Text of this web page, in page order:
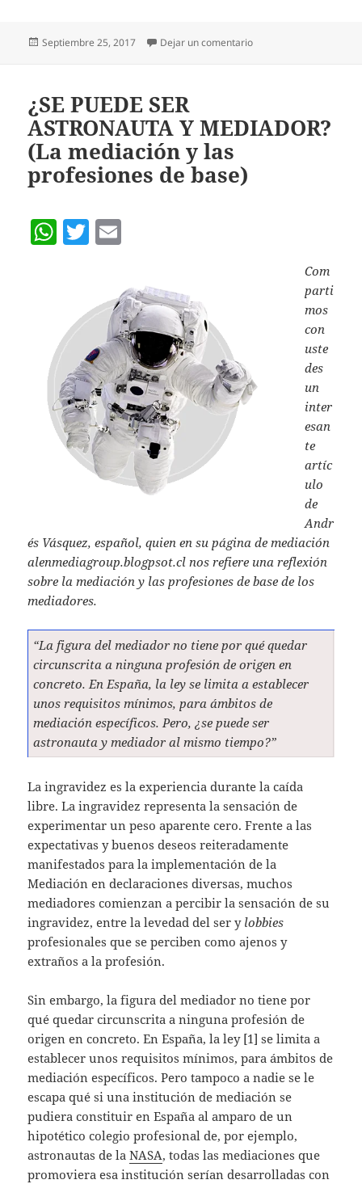
at
s
p
p
erl
Publicado
Septiembre 25, 2017 Dejar un comentarioen PENSAMIENTO
¿SE PUEDE SER
ASTRONAUTA Y MEDIADOR?
(La mediación y las
profesiones de base)
W
A
p
T
er
ai
l
Com
parti
mos
con
uste
des
un
inter
esan
te
artíc
ulo
de
Andr
és Vásquez, español, quien en su página de mediación
alenmediagroup.blogpsot.cl nos refiere una reflexión
sobre la mediación y las profesiones de base de los
mediadores.
“La figura del mediador no tiene por qué quedar
circunscrita a ninguna profesión de origen en
concreto. En España, la ley se limita a establecer
unos requisitos mínimos, para ámbitos de
mediación específicos. Pero, ¿se puede ser
astronauta y mediador al mismo tiempo?”
La ingravidez es la experiencia durante la caída
libre. La ingravidez representa la sensación de
experimentar un peso aparente cero. Frente a las
expectativas y buenos deseos reiteradamente
manifestados para la implementación de la
Mediación en declaraciones diversas, muchos
mediadores comienzan a percibir la sensación de su
ingravidez, entre la levedad del ser y lobbies
profesionales que se perciben como ajenos y
extraños a la profesión.
Sin embargo, la figura del mediador no tiene por
qué quedar circunscrita a ninguna profesión de
origen en concreto. En España, la ley [1] se limita a
establecer unos requisitos mínimos, para ámbitos de
mediación específicos. Pero tampoco a nadie se le
escapa qué si una institución de mediación se
pudiera constituir en España al amparo de un
hipotético colegio profesional de, por ejemplo,
astronautas de laNASA, todas las mediaciones que
promoviera esa institución serían desarrolladas con